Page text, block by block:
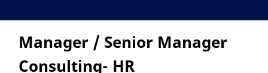
Manager / Senior Manager
Consulting- HR